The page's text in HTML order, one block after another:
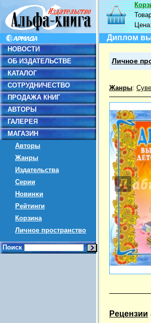
НОВОСТИ
ОБ ИЗДАТЕЛЬСТВЕ
КАТАЛОГ
СОТРУДНИЧЕСТВО
ПРОДАЖА КНИГ
АВТОРЫ
ГАЛЕРЕЯ
МАГАЗИН
Авторы
Жанры
Издательства
Серии
Новинки
Рейтинги
Корзина
Личное пространство
Поиск
Диплом
Личное
Жанры:
Рецензии